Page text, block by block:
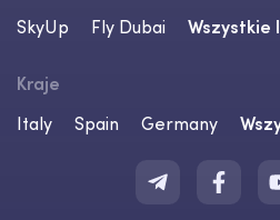
SkyUp
Fly Dubai Wszystkie
Kraje
Italy
Spain Germany